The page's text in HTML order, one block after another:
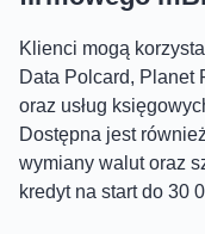
Klienci mogą
Data Polcard, Planet
oraz usług
Dostępna jest
wymiany walut oraz
kredyt na start do 30